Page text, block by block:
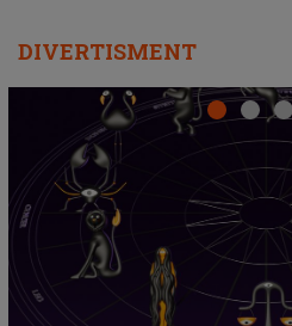
DIVERTISMENT